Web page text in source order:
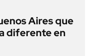
Aires que
diferente en